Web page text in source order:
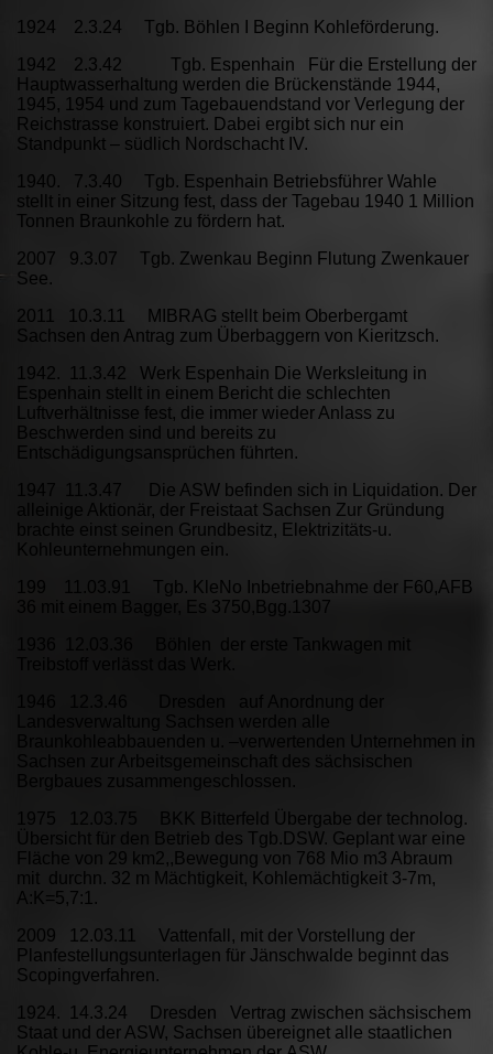
1924 2.3.24 Tgb. Böhlen I Beginn Kohleförderung.
1942 2.3.42 Tgb. Espenhain Für die Erstellung der
Hauptwasserhaltung werden die Brückenstände 1944,
1945, 1954 und zum Tagebauendstand vor Verlegung der
Reichstrasse konstruiert. Dabei ergibt sich nur ein
Standpunkt – südlich Nordschacht IV.
1940. 7.3.40 Tgb. Espenhain Betriebsführer Wahle
stellt in einer Sitzung fest, dass der Tagebau 1940 1 Million
Tonnen Braunkohle zu fördern hat.
2007 9.3.07 Tgb. Zwenkau Beginn Flutung Zwenkauer
See.
2011 10.3.11 MIBRAG stellt beim Oberbergamt
Sachsen den Antrag zum Überbaggern von Kieritzsch.
1942. 11.3.42 Werk Espenhain Die Werksleitung in
Espenhain stellt in einem Bericht die schlechten
Luftverhältnisse fest, die immer wieder Anlass zu
Beschwerden sind und bereits zu
Entschädigungsansprüchen führten.
1947 11.3.47 Die ASW befinden sich in Liquidation. Der
alleinige Aktionär, der Freistaat Sachsen Zur Gründung
brachte einst seinen Grundbesitz, Elektrizitäts-u.
Kohleunternehmungen ein.
199 11.03.91 Tgb. KleNo Inbetriebnahme der F60,AFB
36 mit einem Bagger, Es 3750,Bgg.1307
1946 12.3.46 Dresden auf Anordnung der
Braunkohleabbauenden u. –verwertenden Unternehmen in
Sachsen zur Arbeitsgemeinschaft des sächsischen
Bergbaues zusammengeschlossen.
1975 12.03.75 BKK Bitterfeld Übergabe der technolog.
Übersicht für den Betrieb des Tgb.DSW. Geplant war eine
Fläche von 29 km2,,Bewegung von 768 Mio m3 Abraum
mit durchn. 32 m Mächtigkeit, Kohlemächtigkeit 3-7m,
A:K=5,7:1.
2009 12.03.11 Vattenfall, mit der Vorstellung der
Planfestellungsunterlagen für Jänschwalde beginnt das
Scopingverfahren.
1924. 14.3.24 Dresden Vertrag zwischen sächsischem
Staat und der ASW, Sachsen übereignet alle staatlichen